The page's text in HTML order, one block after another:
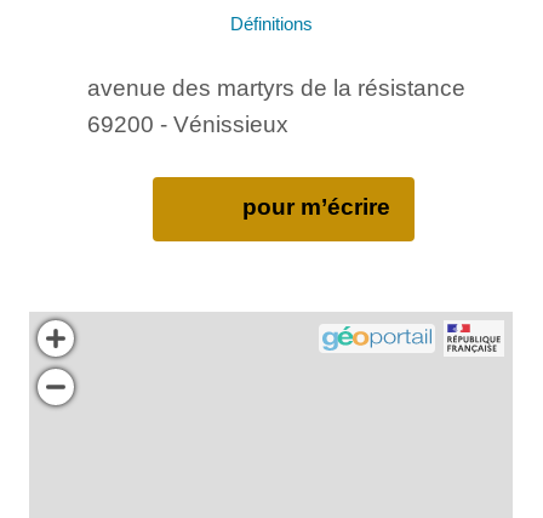
Définitions
avenue des martyrs de la résistance
69200 - Vénissieux
pour m’écrire